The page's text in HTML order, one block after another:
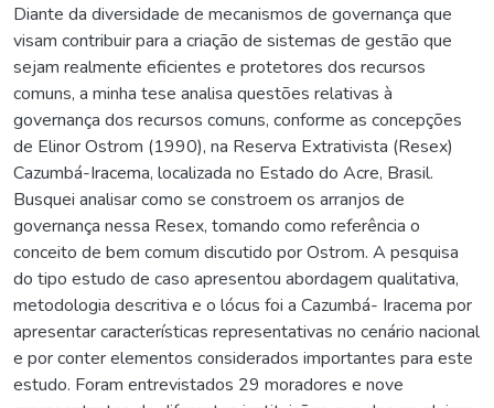
Diante da diversidade de mecanismos de governança que
visam contribuir para a criação de sistemas de gestão que
sejam realmente eficientes e protetores dos recursos
comuns, a minha tese analisa questões relativas à
governança dos recursos comuns, conforme as concepções
de Elinor Ostrom (1990), na Reserva Extrativista (Resex)
Cazumbá-Iracema, localizada no Estado do Acre, Brasil.
Busquei analisar como se constroem os arranjos de
governança nessa Resex, tomando como referência o
conceito de bem comum discutido por Ostrom. A pesquisa
do tipo estudo de caso apresentou abordagem qualitativa,
metodologia descritiva e o lócus foi a Cazumbá- Iracema por
apresentar características representativas no cenário nacional
e por conter elementos considerados importantes para este
estudo. Foram entrevistados 29 moradores e nove